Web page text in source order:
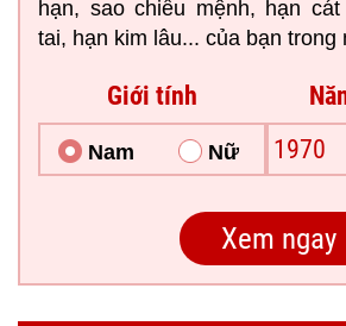
hạn, sao chiếu mệnh, hạn
tai, hạn kim lâu... của bạn trong
Giới tính
Nam Nữ